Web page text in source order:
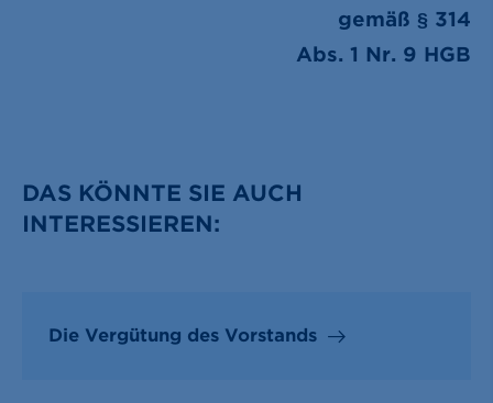
gemäß § 314
Abs. 1 Nr. 9 HGB
DAS KÖNNTE SIE AUCH
INTERESSIEREN:
Die Vergütung des Vorstands